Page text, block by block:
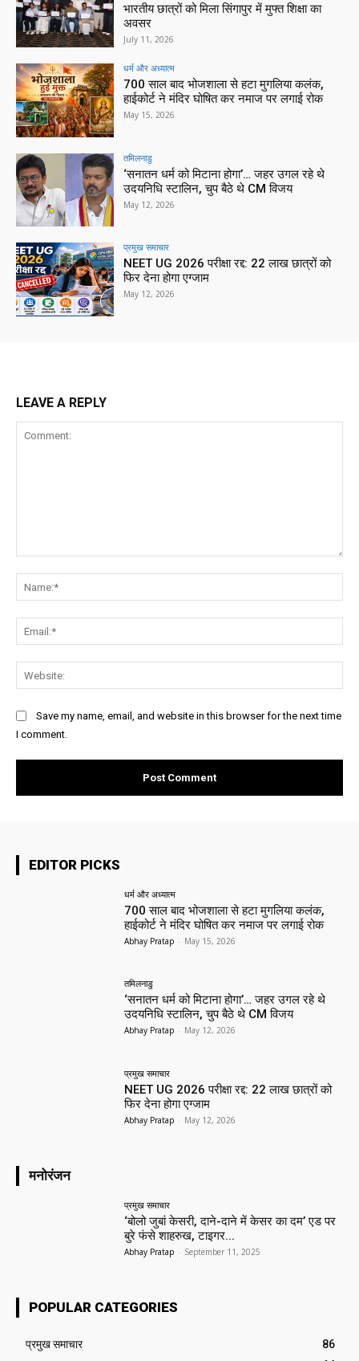
भारतीय छात्रों को मिला सिंगापुर में मुफ्त शिक्षा का
अवसर
July 11, 2026
धर्म और अध्यात्म
700 साल बाद भोजशाला से हटा मुगलिया कलंक,
हाईकोर्ट ने मंदिर घोषित कर नमाज पर लगाई रोक
May 15, 2026
तमिलनाडु
‘सनातन धर्म को मिटाना होगा’… जहर उगल रहे थे
उदयनिधि स्टालिन, चुप बैठे थे CM विजय
May 12, 2026
प्रमुख समाचार‎
NEET UG 2026 परीक्षा रद्द: 22 लाख छात्रों को
फिर देना होगा एग्जाम
May 12, 2026
LEAVE A REPLY
Save my name, email, and website in this browser for the next time
I comment.
EDITOR PICKS
धर्म और अध्यात्म
700 साल बाद भोजशाला से हटा मुगलिया कलंक,
हाईकोर्ट ने मंदिर घोषित कर नमाज पर लगाई रोक
Abhay Pratap - May 15, 2026
तमिलनाडु
‘सनातन धर्म को मिटाना होगा’… जहर उगल रहे थे
उदयनिधि स्टालिन, चुप बैठे थे CM विजय
Abhay Pratap - May 12, 2026
प्रमुख समाचार‎
NEET UG 2026 परीक्षा रद्द: 22 लाख छात्रों को
फिर देना होगा एग्जाम
Abhay Pratap - May 12, 2026
मनोरंजन
प्रमुख समाचार‎
‘बोलो जुबां केसरी, दाने-दाने में केसर का दम’ एड पर
बुरे फंसे शाहरुख, टाइगर...
Abhay Pratap - September 11, 2025
POPULAR CATEGORIES
प्रमुख समाचार‎
86